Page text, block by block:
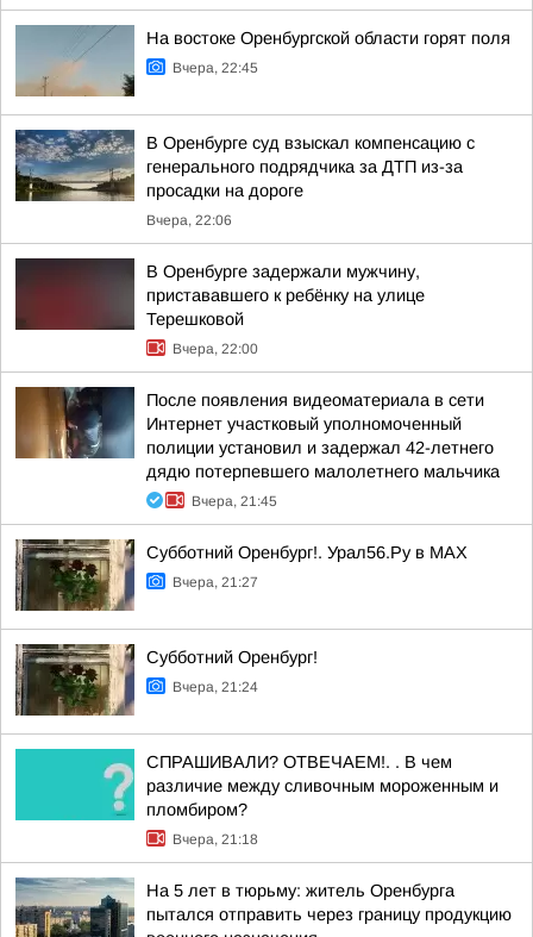
На востоке Оренбургской области горят поля
Вчера, 22:45
В Оренбурге суд взыскал компенсацию с
генерального подрядчика за ДТП из-за
просадки на дороге
Вчера, 22:06
В Оренбурге задержали мужчину,
пристававшего к ребёнку на улице
Терешковой
Вчера, 22:00
После появления видеоматериала в сети
Интернет участковый уполномоченный
полиции установил и задержал 42-летнего
дядю потерпевшего малолетнего мальчика
Вчера, 21:45
Субботний Оренбург!. Урал56.Ру в МАХ
Вчера, 21:27
Субботний Оренбург!
Вчера, 21:24
СПРАШИВАЛИ? ОТВЕЧАЕМ!. . В чем
различие между сливочным мороженным и
пломбиром?
Вчера, 21:18
На 5 лет в тюрьму: житель Оренбурга
пытался отправить через границу продукцию